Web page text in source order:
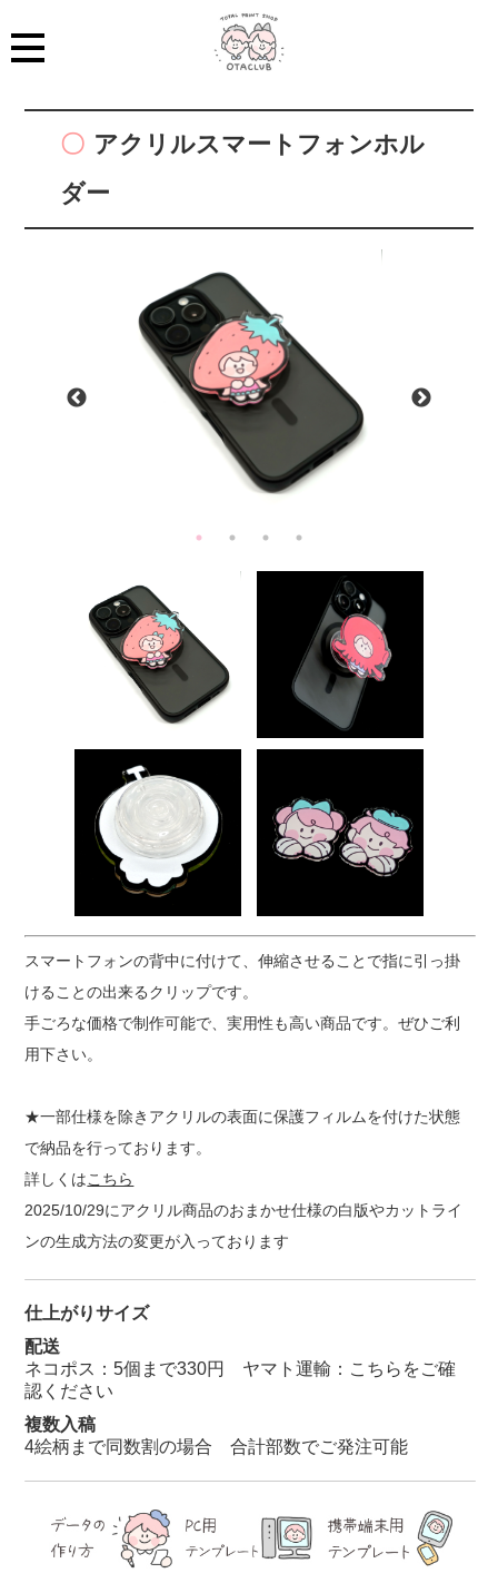
アクリルスマートフォンホル
ダー
スマートフォンの背中に付けて、伸縮させることで指に引っ掛
けることの出来るクリップです。
手ごろな価格で制作可能で、実用性も高い商品です。ぜひご利
用下さい。
★一部仕様を除きアクリルの表面に保護フィルムを付けた状態
で納品を行っております。
詳しくはこちら
2025/10/29にアクリル商品のおまかせ仕様の白版やカットライ
ンの生成方法の変更が入っております
仕上がりサイズ
配送
ネコポス：5個まで330円 ヤマト運輸： こちらをご確
認ください
複数入稿
4絵柄まで同数割の場合 合計部数でご発注可能